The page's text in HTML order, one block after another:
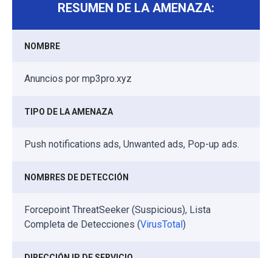
RESUMEN DE LA AMENAZA:
NOMBRE
Anuncios por mp3pro.xyz
TIPO DE LA AMENAZA
Push notifications ads, Unwanted ads, Pop-up ads.
NOMBRES DE DETECCIÓN
Forcepoint ThreatSeeker (Suspicious), Lista
Completa de Detecciones (VirusTotal )